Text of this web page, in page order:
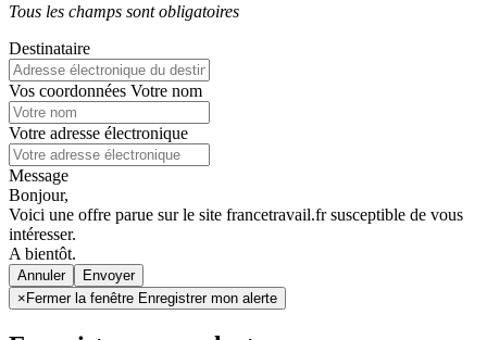
Tous les champs sont obligatoires
Destinataire
Vos coordonnées Votre nom
Votre adresse électronique
Message
Bonjour,
Voici une offre parue sur le site francetravail.fr susceptible de vous
intéresser.
A bientôt.
Annuler
× Fermer la fenêtre Enregistrer mon alerte